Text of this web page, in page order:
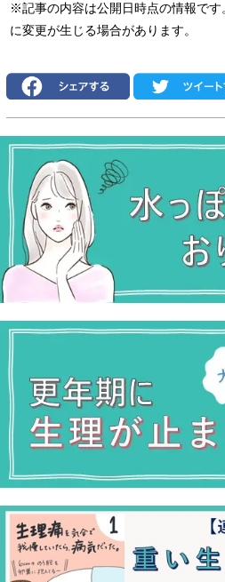
※記事の内容は公開日時点の情報で
に変更が生じる場合があります。